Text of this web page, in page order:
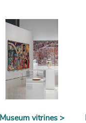
Museum vitrines >